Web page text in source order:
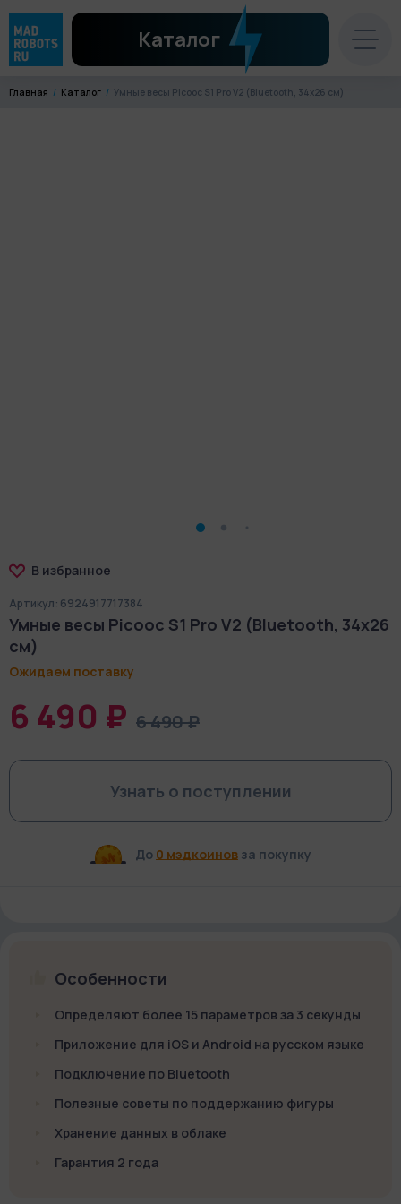
Каталог
Главная Каталог Умные весы Picooc S1 Pro V2 (Bluetooth, 34x26 см)
В избранное
Артикул: 6924917717384
Умные весы Picooc S1 Pro V2 (Bluetooth, 34x26
см)
Ожидаем поставку
6 490 ₽ 6 490 ₽
Узнать о поступлении
До 0 мэдкоиновза покупку
Особенности
Определяют более 15 параметров за 3 секунды
Приложение для iOS и Android на русском языке
Подключение по Bluetooth
Полезные советы по поддержанию фигуры
Хранение данных в облаке
Гарантия 2 года